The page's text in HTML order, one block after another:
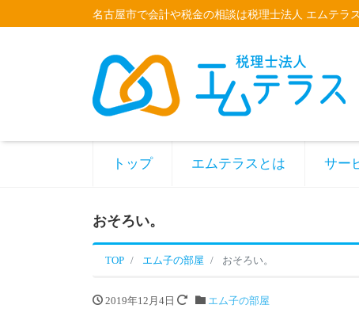
名古屋市で会計や税金の相談は税理士法人 エムテラ
トップ エムテラスとは サー
おそろい。
TOP エム子の部屋 おそろい。
2019年12月4日 エム子の部屋